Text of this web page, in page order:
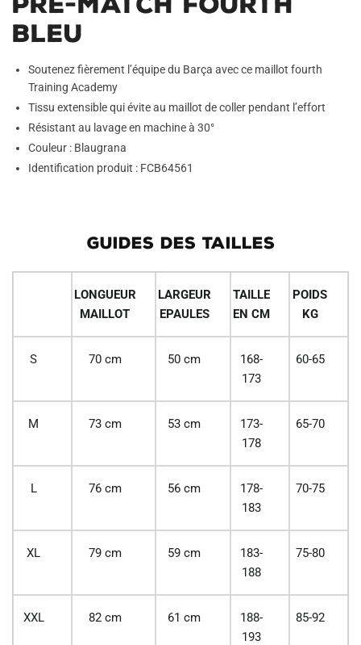
Bleu
Soutenez fièrement l’équipe du Barça avec ce maillot fourth
Training Academy
Tissu extensible qui évite au maillot de coller pendant l’effort
Résistant au lavage en machine à 30°
Couleur : Blaugrana
Identification produit : FCB64561
GUIDES DES TAILLES
LONGUEUR
MAILLOT
LARGEUR
EPAULES
TAILLE
EN CM
POIDS
KG
S 70 cm 50 cm
168-
173
60-65
M 73 cm 53 cm
173-
178
65-70
L 76 cm 56 cm
178-
183
70-75
XL 79 cm 59 cm
183-
188
75-80
XXL 82 cm 61 cm
188-
193
85-92